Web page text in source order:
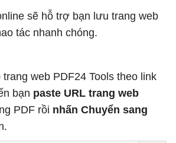
sẽ hỗ trợ bạn lưu trang web
tác nhanh chóng.
web PDF24 Tools theo link
bạn paste URL trang web
PDF rồi nhấn Chuyển sang